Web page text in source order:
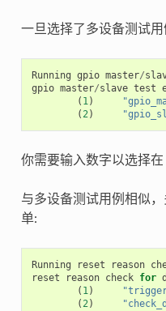
一旦选择了多设备测试
Running gpio master/
gpio master/slave test
( 1)
(2)
你需要输入数字以选择在
与多设备测试用例相似
单:
Running reset reason
reset
reason check for
( 1)
(2)